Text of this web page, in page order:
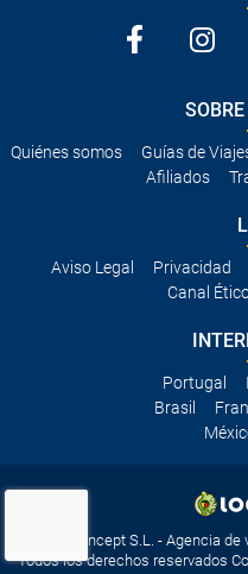
Quiénes somos Guías de
Afiliados
Aviso Legal Privacidad
Canal
Portugal
Brasil
Travelconcept S.L. - Agencia
Todos los derechos reservados